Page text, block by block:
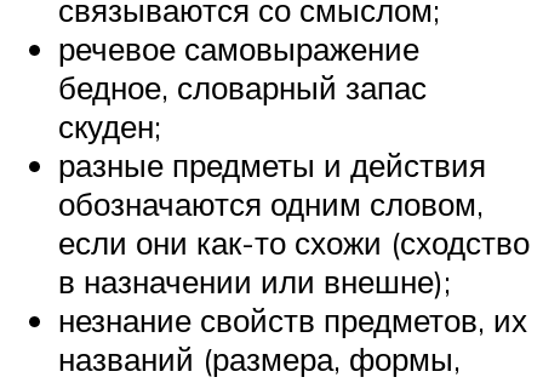
связываются со смыслом;
речевое самовыражение
бедное, словарный запас
скуден;
разные предметы и действия
обозначаются одним словом,
если они как-то схожи (сходство
в назначении или внешне);
незнание свойств предметов, их
названий (размера, формы,